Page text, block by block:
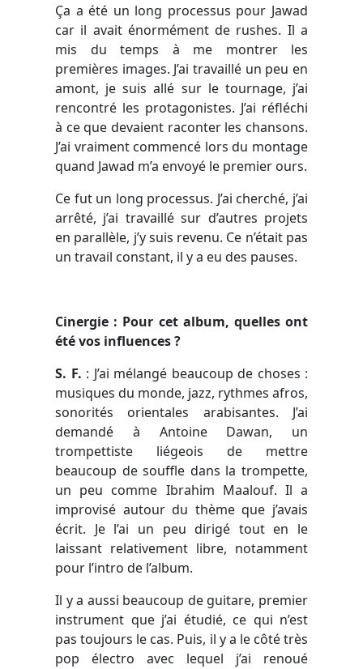
Ça a été un long processus pour Jawad
car il avait énormément de rushes. Il a
mis du temps à me montrer les
premières images. J’ai travaillé un peu en
amont, je suis allé sur le tournage, j’ai
rencontré les protagonistes. J’ai réfléchi
à ce que devaient raconter les chansons.
J’ai vraiment commencé lors du montage
quand Jawad m’a envoyé le premier ours.
Ce fut un long processus. J’ai cherché, j’ai
arrêté, j’ai travaillé sur d’autres projets
en parallèle, j’y suis revenu. Ce n’était pas
un travail constant, il y a eu des pauses.
Cinergie : Pour cet album, quelles ont
été vos influences ?
S. F. : J’ai mélangé beaucoup de choses :
musiques du monde, jazz, rythmes afros,
sonorités orientales arabisantes. J’ai
demandé à Antoine Dawan, un
trompettiste liégeois de mettre
beaucoup de souffle dans la trompette,
un peu comme Ibrahim Maalouf. Il a
improvisé autour du thème que j’avais
écrit. Je l’ai un peu dirigé tout en le
laissant relativement libre, notamment
pour l’intro de l’album.
Il y a aussi beaucoup de guitare, premier
instrument que j’ai étudié, ce qui n’est
pas toujours le cas. Puis, il y a le côté très
pop électro avec lequel j’ai renoué